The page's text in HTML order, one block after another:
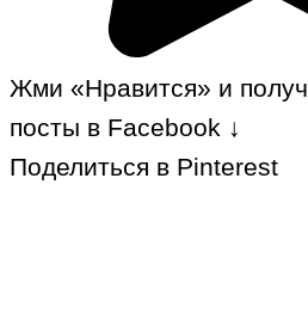
Жми «Нравится» и
посты в Facebook ↓
Поделиться в Pinterest